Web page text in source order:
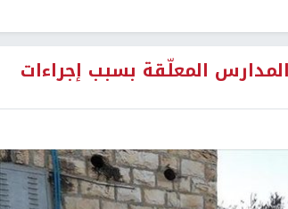
المعلّقة بسبب إجراءات